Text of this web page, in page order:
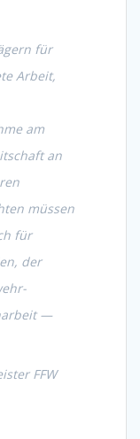
für
Arbeit,
am
an
müssen
für
der
—
FFW